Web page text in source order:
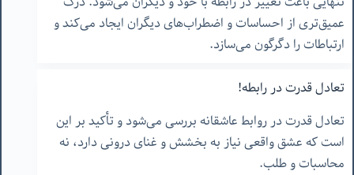
عمیق‌تری از احساسات و اضطراب‌های دیگران ایجاد می‌کند و
ارتباطات را دگرگون می‌سازد.
تعادل قدرت در رابطه!
تعادل قدرت در روابط عاشقانه بررسی می‌شود و تأکید بر این
است که عشق واقعی نیاز به بخشش و غنای درونی دارد، نه
محاسبات و طلب.